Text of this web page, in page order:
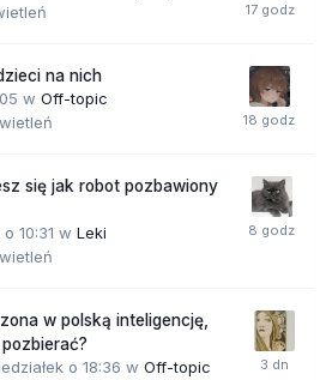
na nich
w Off-topic
się jak robot pozbawiony
10:31 w Leki
w polską inteligencję,
o 18:36 w Off-topic